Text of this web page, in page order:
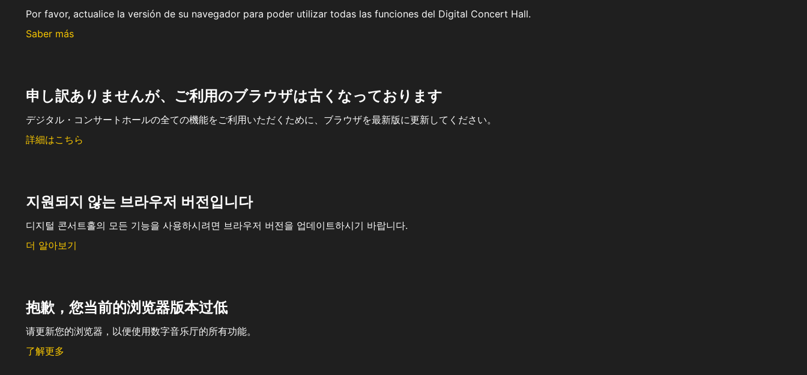
Por favor, actualice la versión de su navegador para poder utilizar todas las funciones del Digital Concert Hall.
Saber más
申し訳ありませんが、ご利用のブラウザは古くなっております
デジタル・コンサートホールの全ての機能をご利用いただくために、ブラウザを最新版に更新してください。
詳細はこちら
지원되지 않는 브라우저 버전입니다
디지털 콘서트홀의 모든 기능을 사용하시려면 브라우저 버전을 업데이트하시기 바랍니다.
더 알아보기
抱歉，您当前的浏览器版本过低
请更新您的浏览器，以便使用数字音乐厅的所有功能。
了解更多